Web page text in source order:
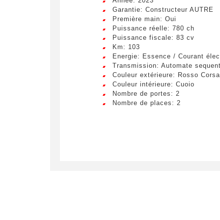
Garantie: Constructeur AUTRE
Première main: Oui
Puissance réelle: 780 ch
Puissance fiscale: 83 cv
Km: 103
Energie: Essence / Courant
Transmission: Automate
Couleur extérieure: Rosso Corsa
Couleur intérieure: Cuoio
Nombre de portes: 2
Nombre de places: 2